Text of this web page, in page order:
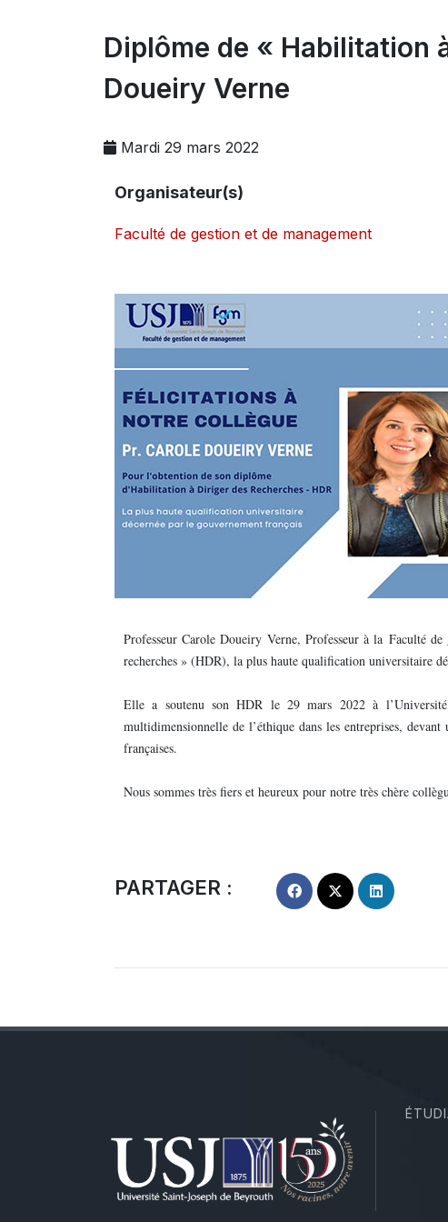
Diplôme de « Habilitation
Doueiry Verne
Mardi 29 mars 2022
Organisateur(s)
Faculté de gestion et de management
Professeur Carole Doueiry Verne, Professeur à la Faculté
recherches » (HDR), la plus haute qualification universitaire
Elle a soutenu son HDR le 29 mars 2022 à
multidimensionnelle de l’éthique dans les entreprises,
françaises.
Nous sommes très fiers et heureux pour notre très chère
PARTAGER :